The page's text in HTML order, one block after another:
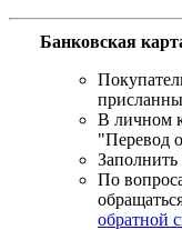
Банковская
В личном
"Перевод
По
обратной